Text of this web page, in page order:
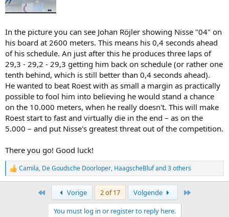
In the picture you can see Johan Röjler showing Nisse "04" on
his board at 2600 meters. This means his 0,4 seconds ahead
of his schedule. An just after this he produces three laps of
29,3 - 29,2 - 29,3 getting him back on schedule (or rather one
tenth behind, which is still better than 0,4 seconds ahead).
He wanted to beat Roest with as small a margin as practically
possible to fool him into believing he would stand a chance
on the 10.000 meters, when he really doesn't. This will make
Roest start to fast and virtually die in the end – as on the
5.000 – and put Nisse's greatest threat out of the competition.
There you go! Good luck!
R
e
Camila, De Goudsche Doorloper, HaagscheBlufand 3 others
Vorige 2 of 17 Volgende
You must log in or register to reply here.